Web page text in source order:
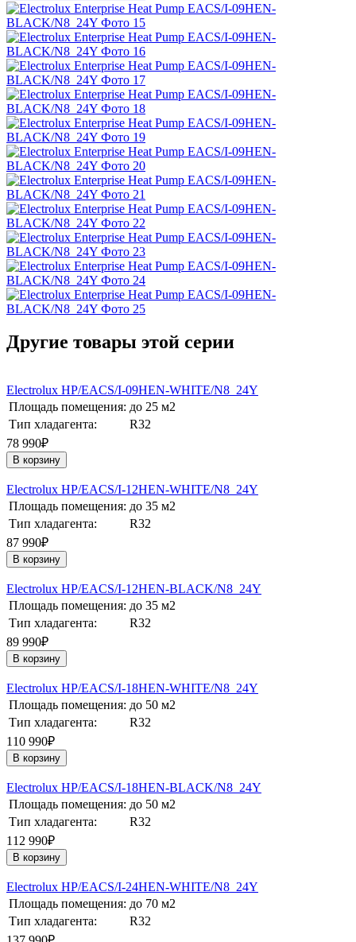
Другие товары этой серии
Electrolux HP/EACS/I-09HEN-WHITE/N8_24Y
Площадь помещения: до 25 м2
Тип хладагента:
R32
78 990₽
В корзину
Electrolux HP/EACS/I-12HEN-WHITE/N8_24Y
Площадь помещения: до 35 м2
Тип хладагента:
R32
87 990₽
В корзину
Electrolux HP/EACS/I-12HEN-BLACK/N8_24Y
Площадь помещения: до 35 м2
Тип хладагента:
R32
89 990₽
В корзину
Electrolux HP/EACS/I-18HEN-WHITE/N8_24Y
Площадь помещения: до 50 м2
Тип хладагента:
R32
110 990₽
В корзину
Electrolux HP/EACS/I-18HEN-BLACK/N8_24Y
Площадь помещения: до 50 м2
Тип хладагента:
R32
112 990₽
В корзину
Electrolux HP/EACS/I-24HEN-WHITE/N8_24Y
Площадь помещения: до 70 м2
Тип хладагента:
R32